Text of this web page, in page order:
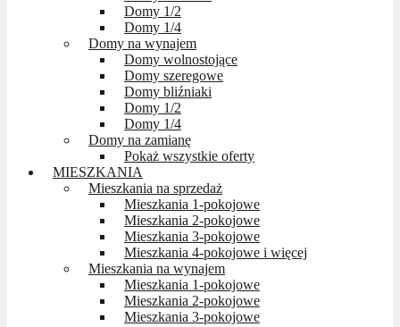
Domy 1/2
Domy 1/4
Domy na wynajem
Domy wolnostojące
Domy szeregowe
Domy bliźniaki
Domy 1/2
Domy 1/4
Domy na zamianę
Pokaż wszystkie oferty
MIESZKANIA
Mieszkania na sprzedaż
Mieszkania 1-pokojowe
Mieszkania 2-pokojowe
Mieszkania 3-pokojowe
Mieszkania 4-pokojowe i więcej
Mieszkania na wynajem
Mieszkania 1-pokojowe
Mieszkania 2-pokojowe
Mieszkania 3-pokojowe